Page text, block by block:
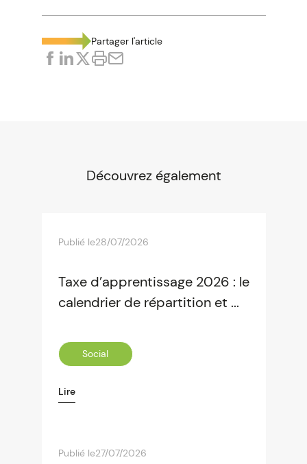
Partager l'article
Découvrez également
Publié le28/07/2026
Taxe d’apprentissage 2026 : le
calendrier de répartition et ...
Social
Lire
Publié le27/07/2026